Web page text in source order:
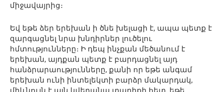
միջավայրից։
Եվ եթե ձեր երեխան ի ծնե խելացի է, ապա պետք է
զարգացնել նրա խնդիրներ լուծելու
հմտությունները։ Ի դեպ ինչքան մեծանում է
երեխան, այդքան պետք է բարդացնել այդ
հանձրարաությունները, քանի որ եթե անգամ
երեխան ունի ինտելեկտի բարձր մակարդակ,